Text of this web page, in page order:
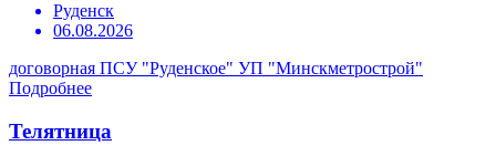
Руденск
06.08.2026
договорная ПСУ "Руденское" УП "Минскметрострой"
Подробнее
Телятница